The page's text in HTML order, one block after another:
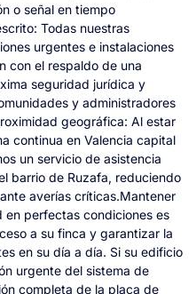
o señal en tiempo
Todas nuestras
urgentes e instalaciones
con el respaldo de una
seguridad jurídica y
y administradores
geográfica: Al estar
continua en Valencia capital
un servicio de asistencia
barrio de Ruzafa, reduciendo
averías críticas.Mantener
perfectas condiciones es
a su finca y garantizar la
en su día a día. Si su edificio
urgente del sistema de
completa de la placa de